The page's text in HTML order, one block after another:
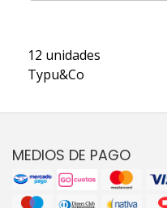
12 unidades
Typu&Co
MEDIOS DE PAGO